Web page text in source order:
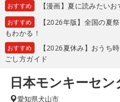
おすすめ 【漫画】夏に読みたい
おすすめ
【2026年版】全国の夏
もわかる！
おすすめ
【2026夏休み】おうち
ごし方ガイド
日本モンキーセン
愛知県犬山市